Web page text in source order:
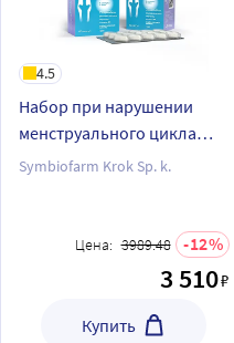
4.5
Набор при нарушении
менструального цикла
ВЕНАРЕЛЬ ИНОЗИТ N60
Symbiofarm Krok Sp. k.
Цена: 3989.48 12
3 510₽
Купить